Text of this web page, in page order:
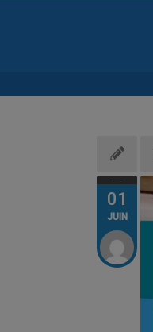
01
JUIN